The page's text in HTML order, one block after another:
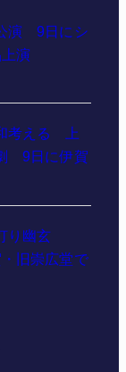
演 9日にシ
演
考える 上
9日に伊賀
り幽玄
旧崇広堂で